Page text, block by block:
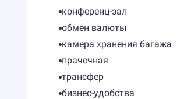
конференц-зал
обмен валюты
камера хранения багажа
прачечная
трансфер
бизнес-удобства